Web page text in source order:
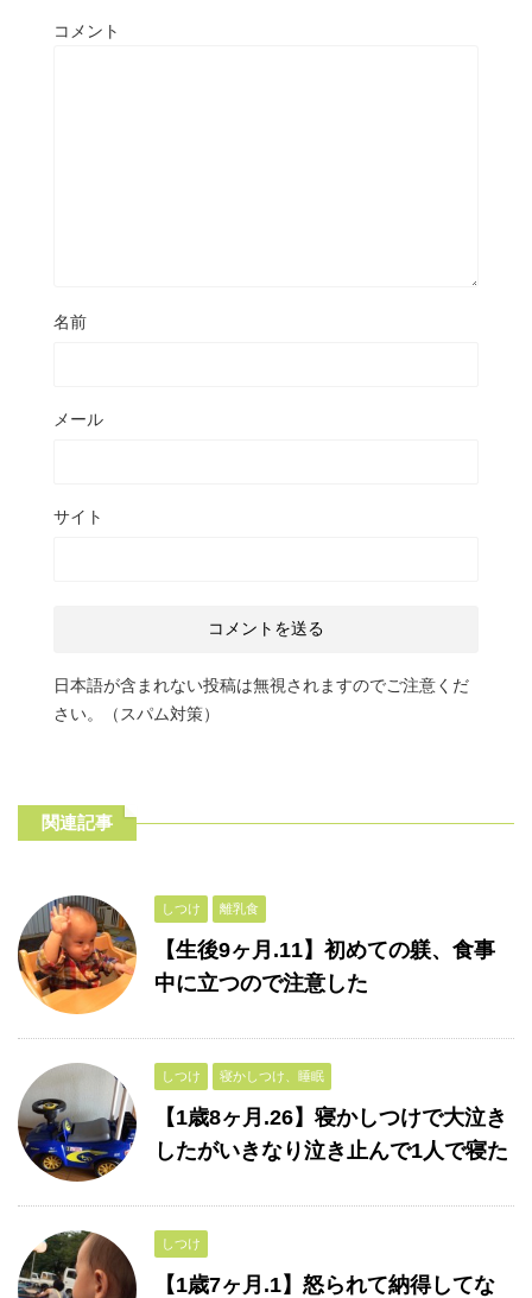
コメント
名前
メール
サイト
日本語が含まれない投稿は無視されますのでご注意くだ
さい。（スパム対策）
関連記事
しつけ 離乳食
【生後9ヶ月.11】初めての躾、食事
中に立つので注意した
しつけ 寝かしつけ、睡眠
【1歳8ヶ月.26】寝かしつけで大泣き
したがいきなり泣き止んで1人で寝た
しつけ
【1歳7ヶ月.1】怒られて納得してな